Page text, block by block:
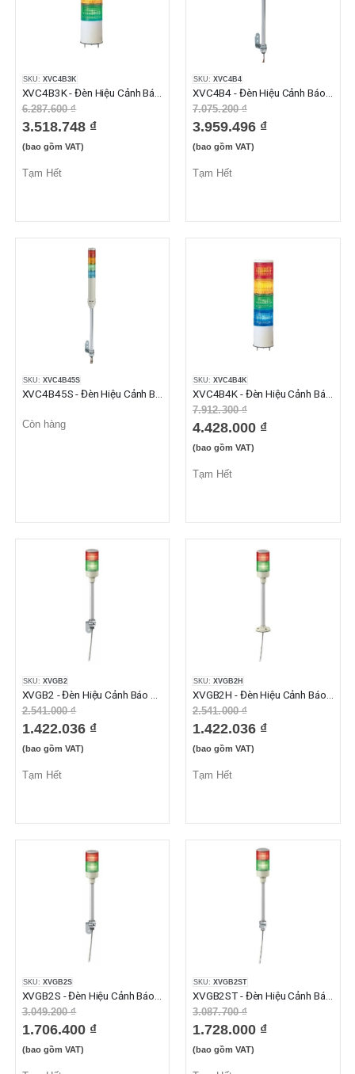
SKU: XVC4B3K
6.287.600 ₫
3.518.748 ₫
(bao gồm VAT)
Tạm Hết
SKU: XVC4B4
7.075.200 ₫
3.959.496 ₫
(bao gồm VAT)
Tạm Hết
SKU: XVC4B45S
Còn hàng
SKU: XVC4B4K
7.912.300 ₫
4.428.000 ₫
(bao gồm VAT)
Tạm Hết
SKU: XVGB2
2.541.000 ₫
1.422.036 ₫
(bao gồm VAT)
Tạm Hết
SKU: XVGB2H
2.541.000 ₫
1.422.036 ₫
(bao gồm VAT)
Tạm Hết
SKU: XVGB2S
3.049.200 ₫
1.706.400 ₫
(bao gồm VAT)
SKU: XVGB2ST
3.087.700 ₫
1.728.000 ₫
(bao gồm VAT)